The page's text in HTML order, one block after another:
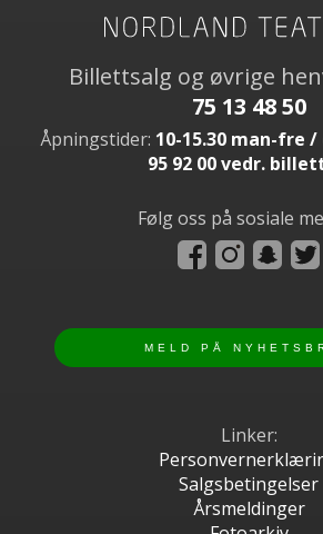
Billettsalg og øvrige
75 13 48 50
Åpningstider: 10-15.30 man-fre
95 92 00 vedr.
Følg oss på sosiale
Linker:
Salgsbetingelser
Årsmeldinger